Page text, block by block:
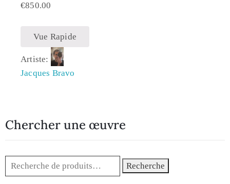
€850.00
Vue Rapide
Artiste:
Jacques Bravo
Chercher une œuvre
Recherche